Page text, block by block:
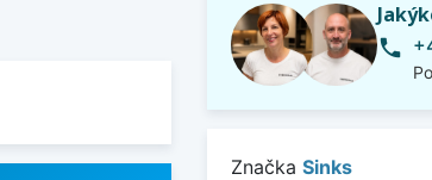
phone
Značka Sinks